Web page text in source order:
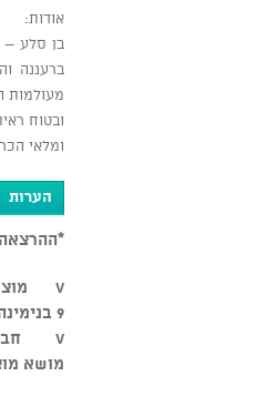
אודות:
בן סלע –
מעולמות
ובטוח
ומלאי
הערות
9 בנימינה 3053331
מושא